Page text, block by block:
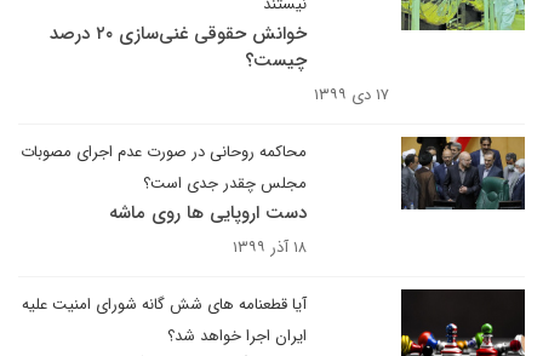
خوانش حقوقی غنی‌سازی ۲۰ درصد
چیست؟
۱۷ دی ۱۳۹۹
محاکمه روحانی در صورت عدم اجرای مصوبات
مجلس چقدر جدی است؟
دست اروپایی ها روی ماشه
۱۸ آذر ۱۳۹۹
آیا قطعنامه های شش گانه شورای امنیت علیه
ایران اجرا خواهد شد؟